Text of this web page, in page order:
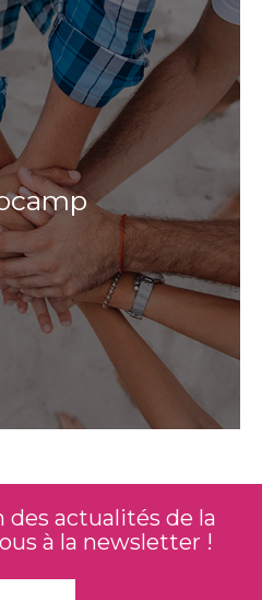
des actualités de la
à la newsletter !